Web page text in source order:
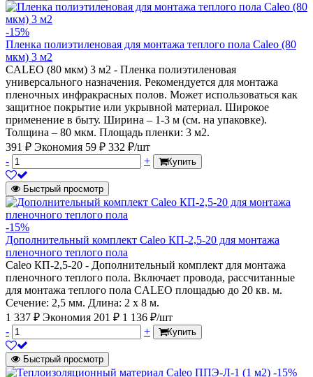
-15%
Пленка полиэтиленовая для монтажа теплого пола Caleo (80
мкм) 3 м2
CALEO (80 мкм) 3 м2 - Пленка полиэтиленовая
универсального назначения. Рекомендуется для монтажа
пленочных инфракрасных полов. Может использоваться как
защитное покрытие или укрывной материал. Широкое
применение в быту. Ширина – 1-3 м (см. на упаковке).
Толщина – 80 мкм. Площадь пленки: 3 м2.
391 ₽ Экономия 59 ₽ 332 ₽/шт
-
+ Купить
Быстрый просмотр
-15%
Дополнительный комплект Caleo КП-2,5-20 для монтажа
пленочного теплого пола
Caleo КП-2,5-20 - Дополнительный комплект для монтажа
пленочного теплого пола. Включает провода, рассчитанные
для монтажа теплого пола CALEO площадью до 20 кв. м.
Сечение: 2,5 мм. Длина: 2 х 8 м.
1 337 ₽ Экономия 201 ₽ 1 136 ₽/шт
-
+ Купить
Быстрый просмотр
-15%